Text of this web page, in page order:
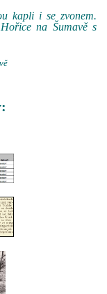
kapli i se zvonem.
na Šumavě s